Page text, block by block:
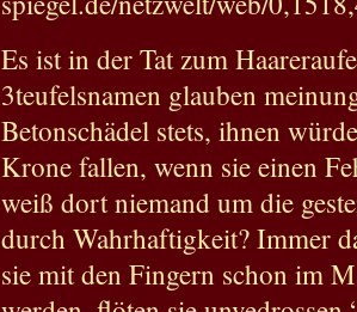
Es ist in der Tat zum
3teufelsnamen glauben
Betonschädel stets, ihnen
Krone fallen, wenn sie einen
weiß dort niemand um die
durch Wahrhaftigkeit? Immer
sie mit den Fingern schon im